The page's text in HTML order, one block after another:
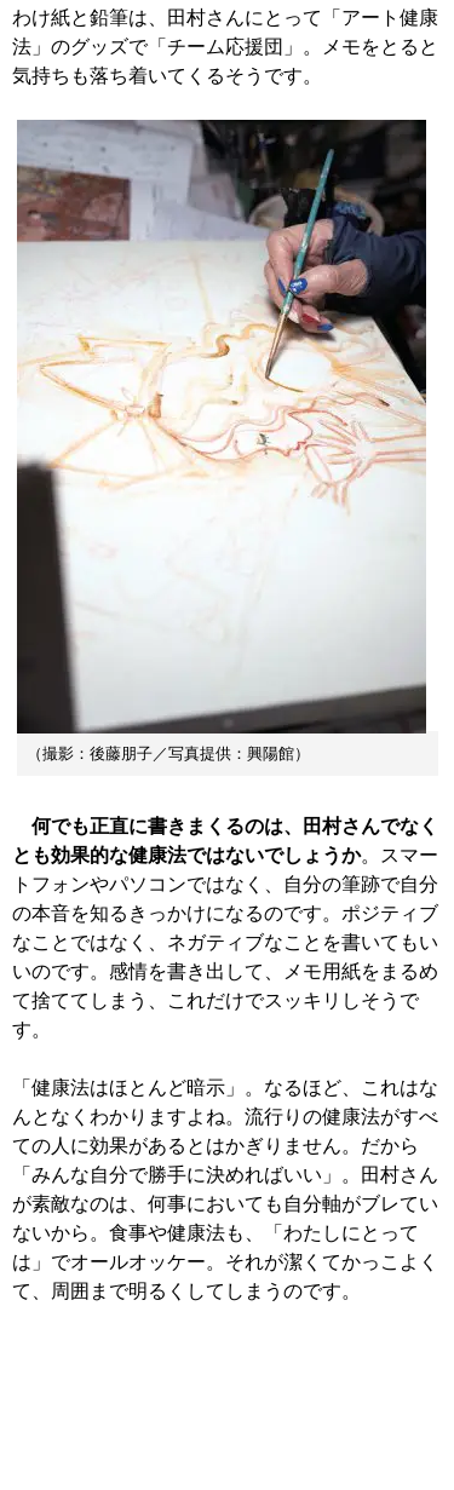
わけ紙と鉛筆は、田村さんにとって「アート健康
法」のグッズで「チーム応援団」。メモをとると
気持ちも落ち着いてくるそうです。
（撮影：後藤朋子／写真提供：興陽館）
何でも正直に書きまくるのは、田村さんでなく
とも効果的な健康法ではないでしょうか。スマー
トフォンやパソコンではなく、自分の筆跡で自分
の本音を知るきっかけになるのです。ポジティブ
なことではなく、ネガティブなことを書いてもい
いのです。感情を書き出して、メモ用紙をまるめ
て捨ててしまう、これだけでスッキリしそうで
す。
「健康法はほとんど暗示」。なるほど、これはな
んとなくわかりますよね。流行りの健康法がすべ
ての人に効果があるとはかぎりません。だから
「みんな自分で勝手に決めればいい」。田村さん
が素敵なのは、何事においても自分軸がブレてい
ないから。食事や健康法も、「わたしにとって
は」でオールオッケー。それが潔くてかっこよく
て、周囲まで明るくしてしまうのです。